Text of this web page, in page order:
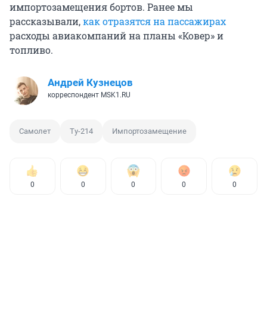
импортозамещения бортов. Ранее мы
рассказывали,какотразятся на пассажирах
расходы авиакомпаний на планы «Ковер» и
топливо.
Андрей Кузнецов
корреспондент MSK1.RU
Самолет Ту-214 Импортозамещение
0 0 0 0 0